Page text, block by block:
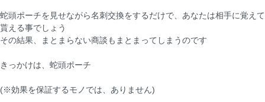
蛇頭ポーチを見せながら名刺交換をするだけで、あなたは相手に覚えて
貰える事でしょう
その結果、まとまらない商談もまとまってしまうのです
きっかけは、蛇頭ポーチ
(※効果を保証するモノでは、ありません)